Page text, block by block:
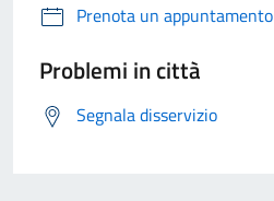
Prenota un appuntamento
Problemi in città
Segnala disservizio